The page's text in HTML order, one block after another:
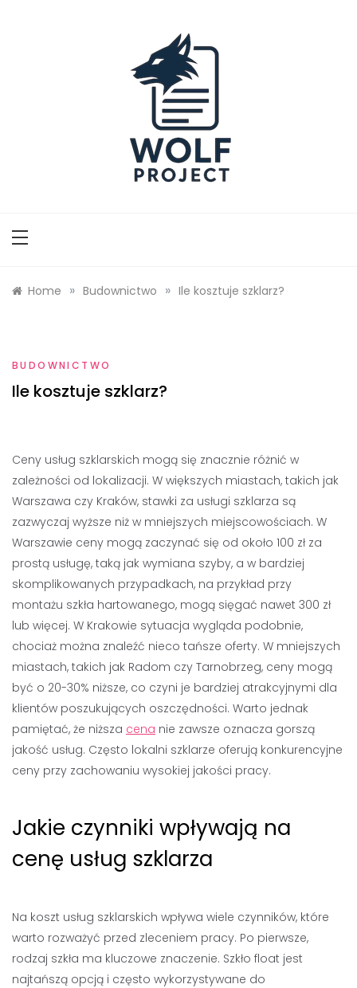
Home » Budownictwo » Ile kosztuje szklarz?
BUDOWNICTWO
Ile kosztuje szklarz?
Ceny usług szklarskich mogą się znacznie różnić w
zależności od lokalizacji. W większych miastach, takich jak
Warszawa czy Kraków, stawki za usługi szklarza są
zazwyczaj wyższe niż w mniejszych miejscowościach. W
Warszawie ceny mogą zaczynać się od około 100 zł za
prostą usługę, taką jak wymiana szyby, a w bardziej
skomplikowanych przypadkach, na przykład przy
montażu szkła hartowanego, mogą sięgać nawet 300 zł
lub więcej. W Krakowie sytuacja wygląda podobnie,
chociaż można znaleźć nieco tańsze oferty. W mniejszych
miastach, takich jak Radom czy Tarnobrzeg, ceny mogą
być o 20-30% niższe, co czyni je bardziej atrakcyjnymi dla
klientów poszukujących oszczędności. Warto jednak
pamiętać, że niższa cena nie zawsze oznacza gorszą
jakość usług. Często lokalni szklarze oferują konkurencyjne
ceny przy zachowaniu wysokiej jakości pracy.
Jakie czynniki wpływają na
cenę usług szklarza
Na koszt usług szklarskich wpływa wiele czynników, które
warto rozważyć przed zleceniem pracy. Po pierwsze,
rodzaj szkła ma kluczowe znaczenie. Szkło float jest
najtańszą opcją i często wykorzystywane do